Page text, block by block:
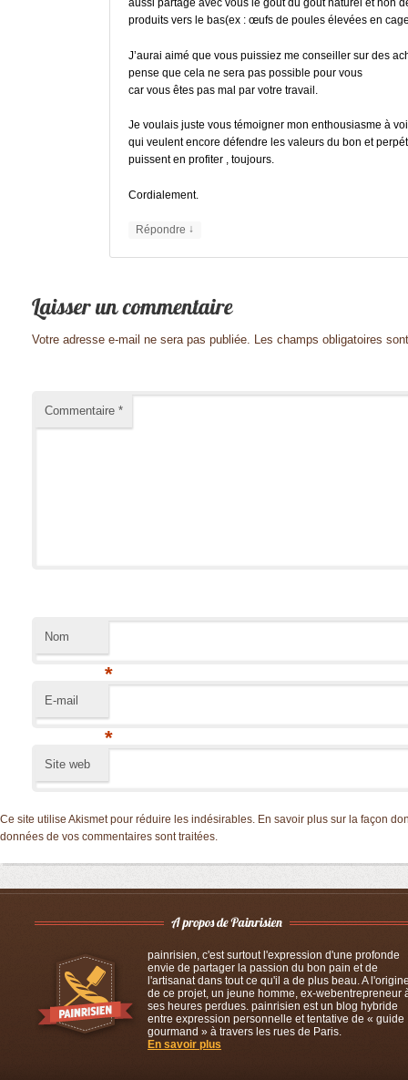
aussi partage avec vous le goût du goût naturel et non
produits vers le bas(ex : œufs de poules élevées en
J’aurai aimé que vous puissiez me conseiller sur des
pense que cela ne sera pas possible pour vous
car vous êtes pas mal par votre travail.
Je voulais juste vous témoigner mon enthousiasme à
qui veulent encore défendre les valeurs du bon et
puissent en profiter , toujours.
Cordialement.
Répondre ↓
Votre adresse e-mail ne sera pas publiée. Les champs obligatoires
Commentaire *
Nom
*
E-mail
*
Site web
Ce site utilise Akismet pour réduire les indésirables. En savoir plus sur la façon
données de vos commentaires sont traitées
painrisien, c'est surtout l'expression d'une profonde
envie de partager la passion du bon pain et de
l'artisanat dans tout ce qu'il a de plus beau. A
de ce projet, un jeune homme, ex-webentrepreneur
ses heures perdues. painrisien est un blog hybride
entre expression personnelle et tentative de « guide
gourmand » à travers les rues de Paris.
En savoir plus